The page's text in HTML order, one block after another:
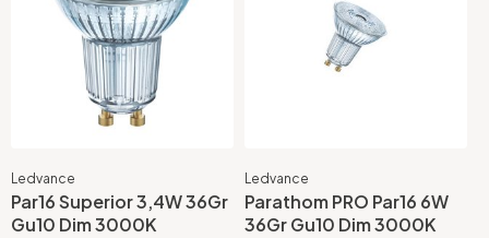
Ledvance
Par16 Superior 3,4W 36Gr
Gu10 Dim 3000K
Ledvance
Parathom PRO Par16 6W
36Gr Gu10 Dim 3000K